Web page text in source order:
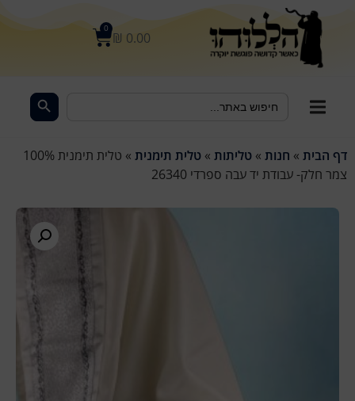
₪ 0.00
0
for:
דף הבית » חנות » טליתות » טלית תימנית »
טלית תימנית 100%
צמר חלק- עבודת יד עבה ספרדי 26340